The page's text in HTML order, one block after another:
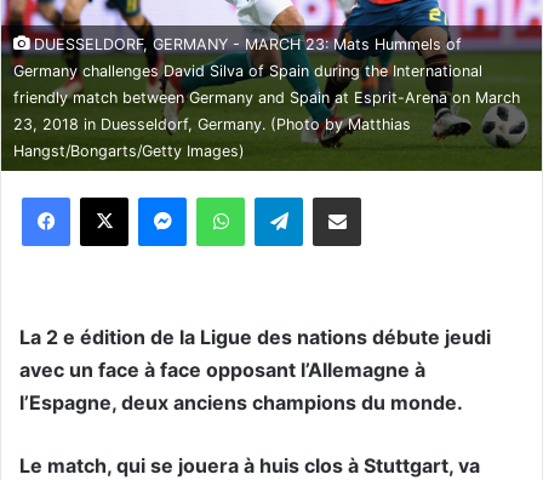
DUESSELDORF, GERMANY - MARCH 23: Mats Hummels of
Germany challenges David Silva of Spain during the International
friendly match between Germany and Spain at Esprit-Arena on March
23, 2018 in Duesseldorf, Germany. (Photo by Matthias
Hangst/Bongarts/Getty Images)
WhatsApp Telegram
La 2 e édition de la Ligue des nations débute jeudi
avec un face à face opposant l’Allemagne à
l’Espagne, deux anciens champions du monde.
Le match, qui se jouera à huis clos à Stuttgart, va